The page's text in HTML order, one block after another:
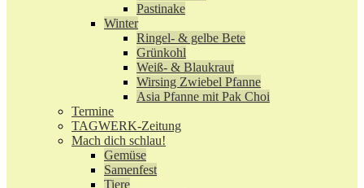
Pastinake
Winter
Ringel- & gelbe Bete
Grünkohl
Weiß- & Blaukraut
Wirsing Zwiebel Pfanne
Asia Pfanne mit Pak Choi
Termine
TAGWERK-Zeitung
Mach dich schlau!
Gemüse
Samenfest
Tiere